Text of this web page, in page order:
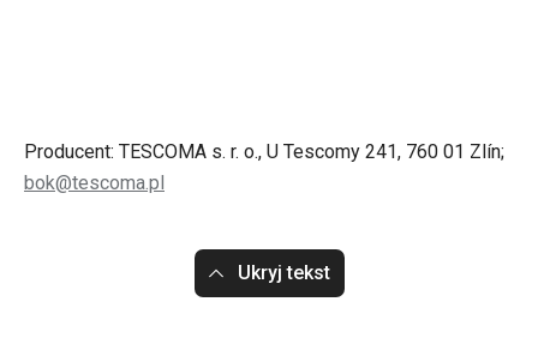
Producent: TESCOMA s. r. o., U Tescomy 241, 760 01 Zlín;
bok@tescoma.pl
Ukryj tekst